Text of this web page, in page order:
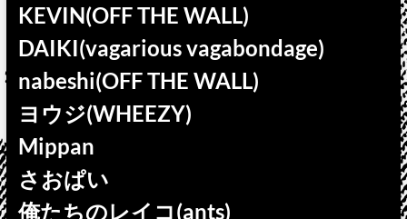
KEVIN(OFF THE WALL)
DAIKI(vagarious vagabondage)
nabeshi(OFF THE WALL)
ヨウジ(WHEEZY)
Mippan
さおぱい
俺たちのレイコ(ants)